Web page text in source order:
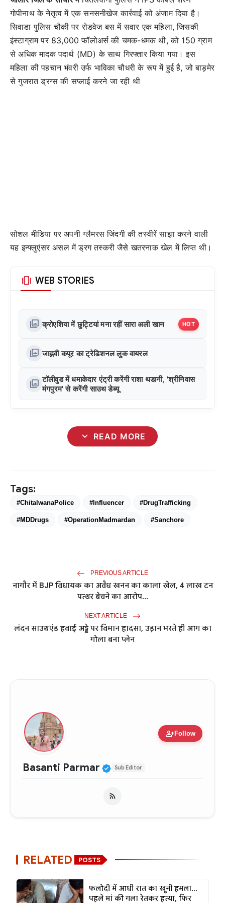
गोपीनाथ के नेतृत्व में एक सनसनीखेज कार्रवाई को अंजाम दिया है।
सिवाडा पुलिस चौकी पर रोडवेज बस में सवार एक महिला, जिसकी
इंस्टाग्राम पर 83,000 फॉलोअर्स की चमक-धमक थी, को 150 ग्राम
से अधिक मादक पदार्थ (MD) के साथ गिरफ्तार किया गया। इस
महिला की पहचान भंवरी उर्फ भाविका चौधरी के रूप में हुई है, जो बाड़मेर
से गुजरात ड्रग्स की सप्लाई करने जा रही थी
सोशल मीडिया पर अपनी ग्लैमरस जिंदगी की तस्वीरें साझा करने वाली
यह इन्फ्लुएंसर असल में ड्रग तस्करी जैसे खतरनाक खेल में लिप्त थी।
amp_stories WEB STORIES
photo_library क्रोएशिया में छुट्टियां मना रहीं सारा अली खान HOT
photo_library जाह्नवी कपूर का ट्रेडिशनल लुक वायरल
photo_library टॉलीवुड में धमाकेदार एंट्री करेंगी राशा थडानी, 'श्रीनिवास
मंगपुरम' से करेंगी साउथ डेब्यू
expand_more READ MORE
Tags:
#ChitalwanaPolice #Influencer #DrugTrafficking
#MDDrugs #OperationMadmardan #Sanchore
PREVIOUS ARTICLE
नागौर में BJP विधायक का अवैध खनन का काला खेल, 4 लाख टन
पत्थर बेचने का आरोप...
NEXT ARTICLE
लंदन साउथएंड हवाई अड्डे पर विमान हादसा, उड़ान भरते ही आग का
गोला बना प्लेन
person_addFollow
Basanti Parmar Verified Public Figure
Sub Editor
RELATED POSTS
फलोदी में आधी रात का खूनी हमला...
पहले मां की गला रेतकर हत्या, फिर